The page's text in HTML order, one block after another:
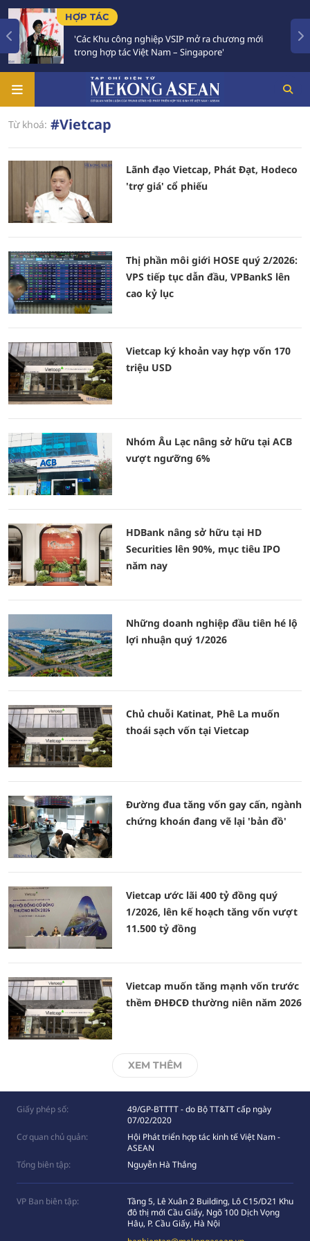
HỢP TÁC
'Các Khu công nghiệp VSIP mở ra chương mới
trong hợp tác Việt Nam – Singapore'
Từ khoá: #Vietcap
Lãnh đạo Vietcap, Phát Đạt, Hodeco
'trợ giá' cổ phiếu
Thị phần môi giới HOSE quý 2/2026:
VPS tiếp tục dẫn đầu, VPBankS lên
cao kỷ lục
Vietcap ký khoản vay hợp vốn 170
triệu USD
Nhóm Âu Lạc nâng sở hữu tại ACB
vượt ngưỡng 6%
HDBank nâng sở hữu tại HD
Securities lên 90%, mục tiêu IPO
năm nay
Những doanh nghiệp đầu tiên hé lộ
lợi nhuận quý 1/2026
Chủ chuỗi Katinat, Phê La muốn
thoái sạch vốn tại Vietcap
Đường đua tăng vốn gay cấn, ngành
chứng khoán đang vẽ lại 'bản đồ'
Vietcap ước lãi 400 tỷ đồng quý
1/2026, lên kế hoạch tăng vốn vượt
11.500 tỷ đồng
Vietcap muốn tăng mạnh vốn trước
thềm ĐHĐCĐ thường niên năm 2026
XEM THÊM
Giấy phép số:
49/GP-BTTTT - do Bộ TT&TT cấp ngày
07/02/2020
Cơ quan chủ quản:
Hội Phát triển hợp tác kinh tế Việt Nam -
ASEAN
Tổng biên tập:
Nguyễn Hà Thắng
VP Ban biên tập:
Tầng 5, Lê Xuân 2 Building, Lô C15/D21 Khu
đô thị mới Cầu Giấy, Ngõ 100 Dịch Vọng
Hâụ, P. Cầu Giấy, Hà Nội